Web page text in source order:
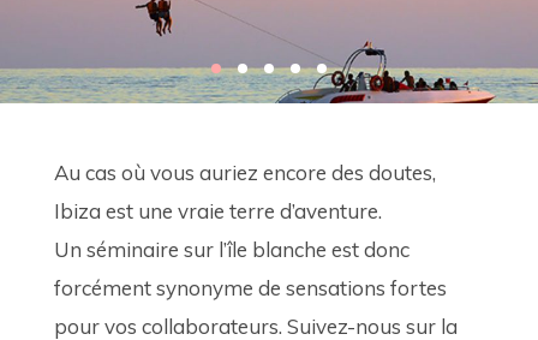
Au cas où vous auriez encore des doutes,
Ibiza est une vraie terre d’aventure.
Un séminaire sur l’île blanche est donc
forcément synonyme de sensations fortes
pour vos collaborateurs. Suivez-nous sur la